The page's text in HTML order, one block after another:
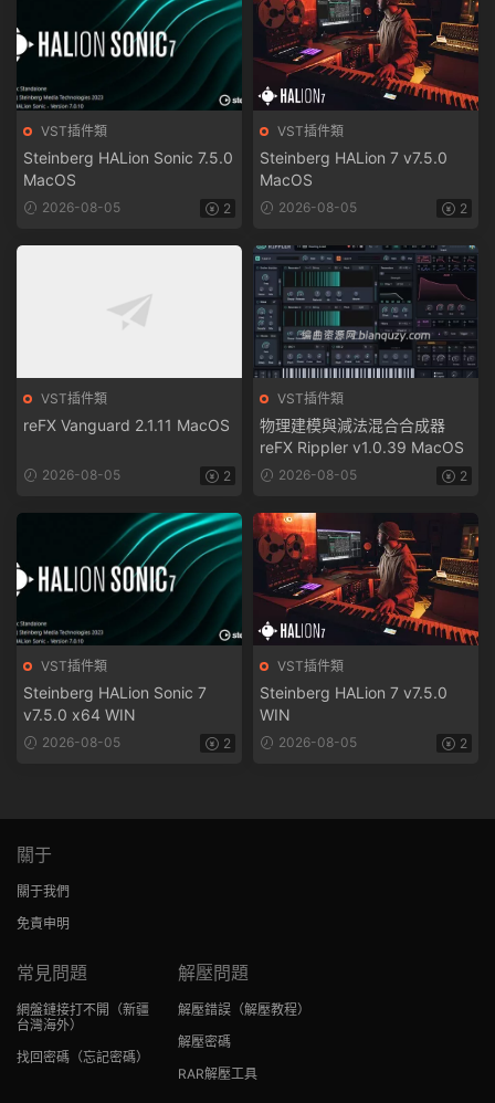
VST插件類
Steinberg HALion Sonic 7.5.0
MacOS
2026-08-05 2
VST插件類
Steinberg HALion 7 v7.5.0
MacOS
2026-08-05 2
VST插件類
reFX Vanguard 2.1.11 MacOS
2026-08-05 2
VST插件類
物理建模與減法混合合成器
reFX Rippler v1.0.39 MacOS
2026-08-05 2
VST插件類
Steinberg HALion Sonic 7
v7.5.0 x64 WIN
2026-08-05 2
VST插件類
Steinberg HALion 7 v7.5.0
WIN
2026-08-05 2
關于
關于我們
免責申明
常見問題
網盤鏈接打不開
（新疆
台灣海外）
找回密碼 （忘記密碼）
解壓問題
解壓錯誤（解壓教程）
解壓密碼
RAR解壓工具